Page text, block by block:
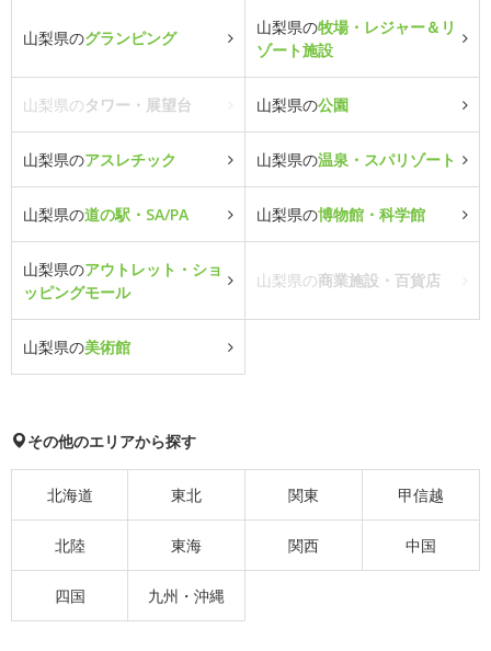
山梨県のグランピング
山梨県の牧場・レジャー＆リ
ゾート施設
山梨県のタワー・展望台 山梨県の公園
山梨県のアスレチック 山梨県の温泉・スパリゾート
山梨県の道の駅・SA/PA 山梨県の博物館・科学館
山梨県のアウトレット・ショ
ッピングモール
山梨県の商業施設・百貨店
山梨県の美術館
その他のエリアから探す
北海道 東北 関東 甲信越
北陸 東海 関西 中国
四国 九州・沖縄